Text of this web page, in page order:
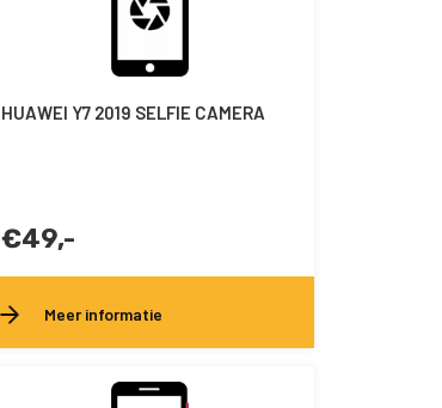
HUAWEI Y7 2019 SELFIE CAMERA
€49,-
Meer informatie